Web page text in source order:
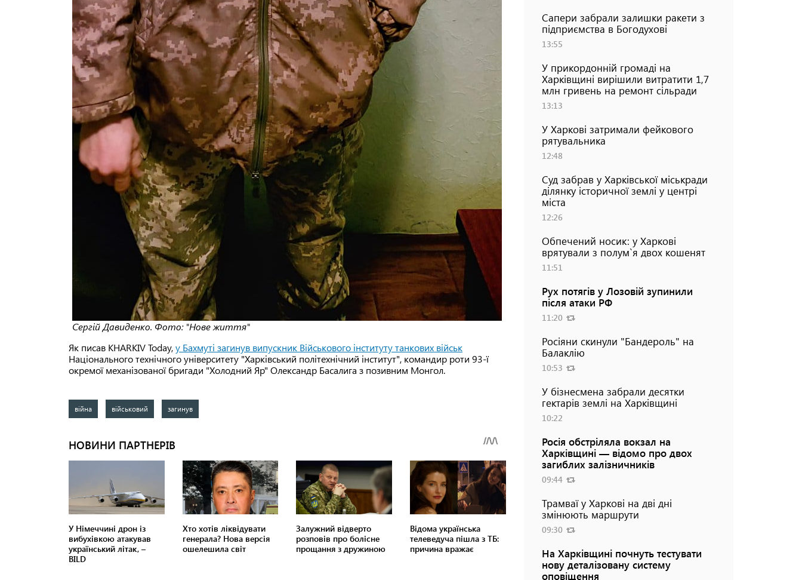
Сергій Давиденко. Фото: "Нове життя"
Як писав KHARKIV Today,у Бахмуті загинув випускник Військового інституту танкових військ
Національного технічного університету "Харківський політехнічний інститут", командир роти 93-ї
окремої механізованої бригади "Холодний Яр" Олександр Басалига з позивним Монгол.
війна військовий загинув
Сапери забрали залишки ракети з
підприємства в Богодухові
13:55
У прикордонній громаді на
Харківщині вирішили витратити 1,7
млн гривень на ремонт сільради
13:13
У Харкові затримали фейкового
рятувальника
12:48
Суд забрав у Харківської міськради
ділянку історичної землі у центрі
міста
12:26
Обпечений носик: у Харкові
врятували з полум`я двох кошенят
11:51
Рух потягів у Лозовій зупинили
після атаки РФ
11:20
Росіяни скинули "Бандероль" на
Балаклію
10:53
У бізнесмена забрали десятки
гектарів землі на Харківщині
10:22
Росія обстріляла вокзал на
Харківщині — відомо про двох
загиблих залізничників
09:44
Трамваї у Харкові на дві дні
змінюють маршрути
09:30
На Харківщині почнуть тестувати
нову деталізовану систему
оповіщення